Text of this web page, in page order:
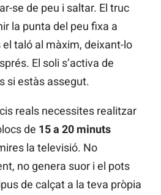
se de peu i saltar. El truc
la punta del peu fixa a
taló al màxim, deixant-lo
El soli s’activa de
si estàs assegut.
reals necessites realitzar
de 15 a 20 minuts
la televisió. No
no genera suor i el pots
de calçat a la teva pròpia